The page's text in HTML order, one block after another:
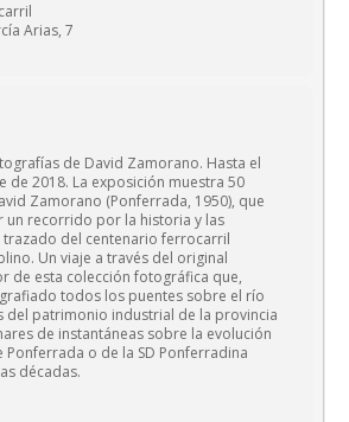
Arias, 7
de David Zamorano. Hasta el
de 2018. La exposición muestra 50
Zamorano (Ponferrada, 1950), que
un recorrido por la historia y las
del centenario ferrocarril
Un viaje a través del original
de esta colección fotográfica que,
todos los puentes sobre el río
del patrimonio industrial de la provincia
de instantáneas sobre la evolución
o de la SD Ponferradina
décadas.